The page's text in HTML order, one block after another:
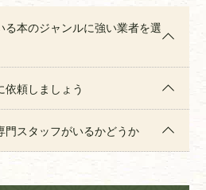
る本のジャンルに強い業者を選
頼しましょう
門スタッフがいるかどうか